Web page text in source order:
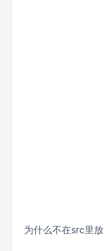
为什么不在src里放